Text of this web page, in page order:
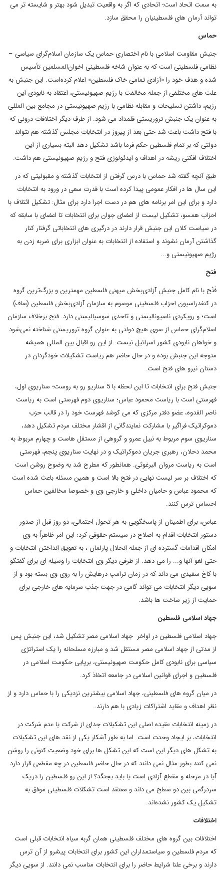
به سمت اتحاد است؛ اتحادی که اگر به واقعیت تبدیل شود بهتر و شایسته تر می
تواند آرمان های فلسطینیان را محقق سازد.
حماس
جنبش مقاومت اسلامی با نام اختصاری حماس یک سازمان اسلام‌گرای سیاسی –
نظامی فلسطینی است که به عنوان شاخه فلسطینی اخوان‌المسلمین تأسیس
شده و هدف خود را «آزادی تمامی خاک فلسطین» اعلام کرده‌است. این جنبش به
علت های مختلفی از جمله مخالفت با رژیم صهیونیستی، اعتقاد به نابودی این
رژیم، داشتن تسلیحات و مقابله نظامی با رژیم صهیونیستی در مجامع بین المللی
به عنوان یک جنبش تروریستی قلمداد می شود. از طرف دیگر اختلافات درونی که
با فتح داشت باعث شد حتی بعد از پیروز در انتخابات مجلس گذشته هم نتواند
دولتی که بر تمام فلسطین حکم فرما باشد تشکیل دهد البته بسیاری از این
اختلاف افکنی ریشه در اهداف و ایدئولوژی فتح و رژیم صهیونیستی هم داشت.
طبق آنچه گفته شد حماس با درس گرفتن از انتخابات گذشته و مقبولیتی که در
این سال ها در افکار عمومی پیدا کرده است با قدرت سعی در ورود به انتخابات
دارد و برای این امر برنامه های هم در دست اجرا دارد برای مثال: تشکیل ائتلاف با
احزاب همسو، تشکیل لیست از اعضای جوان برای انتخابات تا اعضای با سابقه که
در سیاست کلان این جنبش قرار دارند در درگیری های انتخاباتی گرفتار کنار
گذاشتن آرمان نشوند و استفاده از انتخابات به عنوان ابزاری برای ضربه زدن به
رژیم صهیونیستی و...
فتح
فَتْح با نام کامل جنبش آزادی‌بخش میهنی فلسطین مهمترین و بزرگ‌ترین گروه
در کنفدراسیون احزاب فلسطینی موسوم به سازمان آزادی‌بخش فلسطین (ساف)
است؛ و رویکردی ناسیونالیستی و تاحدی سوسیالیستی دارد. فتح برخلاف سازمان
اسلام‌گرای حماس از سوی هیچ دولتی به عنوان گروه تروریستی شناخته نمی‌شود
و خواهان نابودی کشور اسرائیل نیست. از این رو اقبال بین المللی همیشه
متوجه این جنبش بوده و در حال حاضر هم ریاست تشکیلات خودگردان در
دستان نیرو های فتح است.
جنبش فتح برای انتخابات تا این لحظه با 5 سناریو رو به روست؛ سناریوی اول،
فهرستی است با ریاست محمود عباس؛ سناریوی دوم فهرستی است به ریاست
ناصر القدوه، عضو دفتر مرکزی که می کوشد فهرست خود را در قالب حزب
دموکراتیک فراگیر با مشارکت نمایندگانی از اقشار مختلف مردم تشکیل دهد،
سناریوی سوم مربوط به نبیل عمرو و گروهی از مستقل هاست و چهارم مربوط به
محمد دحلان، رهبری جریان دموکراتیک و در نهایت سناریوی پنجم، فهرستی
است به ریاست مروان البرغوثی. همانطور که مطرح شد به وضوح روشن است
که اختلاف بر سر لیست نهایی در فتح بالا است و همین مسئله باعث شده است
که محمود عباس و حامیان داخلی و خارجی وی و خصوصا مخالفین حماس
احساس ترس کنند.
عباس، برای اطمینان از پاسخگویی به هر تحول احتمالی، دو روز قبل از صدور
دستور انتخابات اقدام به اصلاح در سیستم حقوقی کرد؛ این امر ظاهراً به وی
امکان اقدامات گسترده ای از جمله انحلال پارلمان ، به تعویق انداختن انتخابات و
حتی لغو آنها و... را می دهد. از طرفی دیگر وی انتخابات را وسیله ای برای گفتگو
با کاخ سفیدی می داند که در زمان ترامپ درهایش را به روی وی بسته بود و از
سویی دیگر انتخابات می تواند گامی در جهت جذب سرمایه های خارجی برای
حمایت از زیر ساخت ها باشد.
جهاد اسلامی فلسطین
جهاد اسلامی فلسطین در اواخر جهاد اسلامی مصر تشکیل شد، این جنبش پس
از مدتی از جهاد اسلامی مصر مستقل شد و مبارزه مسلحانه را یک استراتژی
سیاسی برای نابودی کامل حکومت صهیونیستی، برپایی حکومت اسلامی در
فلسطین و اجرای قوانین اسلامی در جامعه اتخاذ کرد.
در میان گروه های فلسطینی، جهاد اسلامی بیشترین نزدیکی را با حماس دارد و از
نظر اهداف و عقاید اشتراکات زیادی با هم دارند.
در زمینه انتخابات عقیده اصلی این تشکیلات جدای از شرکت یا عدم شرکت در
انتخابات، بر ایجاد وحدت است. اما به طور آشکار یکی از نقد های این تشکیلات
به تشکل های دیگر این است که این تشکل ها برای خود وضعیت کنونی را روشن
نمی کنند بطور مثال نمی دانند که در حال حاضر فلسطین در چه مقطعی قرار دارد
آیا در مرحله و مقطع آزادی است یا باید بجنگد؟ از این رو فلسطین را دریک
سردرگمی بین دو سطح می داند و معتقد است تشکلات فلسطینی موفق به
تشکیل یک کشور نشده‌اند.
اختلافات
اختلافات بین گروه های مختلف فلسطینی همان گربه سیاه انتخابات قبلی است
که مردم فلسطین و سیاستمداران این کشور برای انتخابات پیشرو از آن ترس
دارند و برخی علنا شرایط حاضر را برای انتخابات مناسب نمی دانند. از سویی دیگر